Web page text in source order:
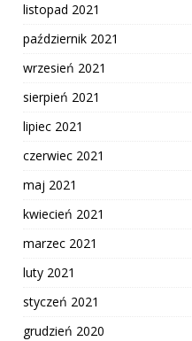
listopad 2021
październik 2021
wrzesień 2021
sierpień 2021
lipiec 2021
czerwiec 2021
maj 2021
kwiecień 2021
marzec 2021
luty 2021
styczeń 2021
grudzień 2020